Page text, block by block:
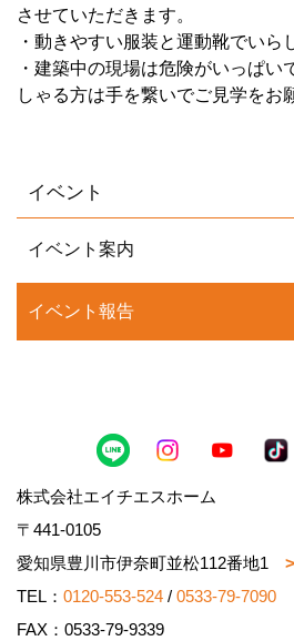
させていただきます。
・動きやすい服装と運動靴でいら
・建築中の現場は危険がいっぱい
しゃる方は手を繋いでご見学をお
イベント
イベント案内
イベント報告
株式会社エイチエスホーム
〒441-0105
愛知県豊川市伊奈町並松112番地1
TEL： 0120-553-524 / 0533-79-7090
FAX：0533-79-9339